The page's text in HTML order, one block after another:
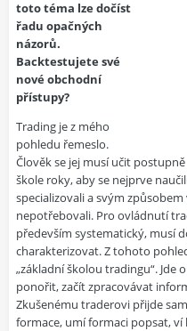
toto téma lze dočíst
řadu opačných
názorů.
Backtestujete své
nové obchodní
přístupy?
Trading je z mého
pohledu řemeslo.
Člověk se jej musí učit
škole roky, aby se nejprve
specializovali a svým
nepotřebovali. Pro ovládnutí
především systematický, musí
charakterizovat. Z tohoto
„základní školou tradingu“.
ponořit, začít zpracovávat
Zkušenému traderovi přijde
formace, umí formaci popsat,